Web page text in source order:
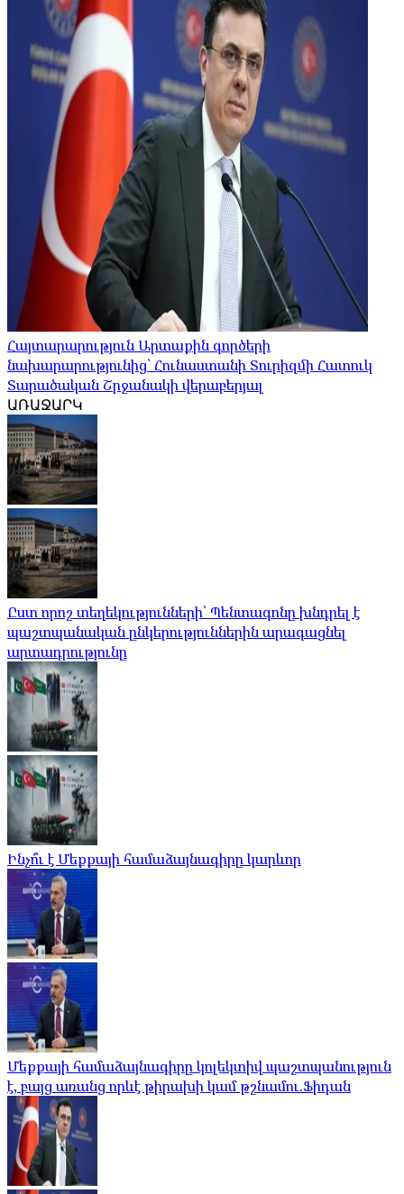
Հայտարարություն Արտաքին գործերի
նախարարությունից՝ Հունաստանի Տուրիզմի Հատուկ
Տարածական Շրջանակի վերաբերյալ
ԱՌԱՋԱՐԿ
Ըստ որոշ տեղեկությունների՝ Պենտագոնը խնդրել է
պաշտպանական ընկերություններին արագացնել
արտադրությունը
Ինչո՞ւ է Մեքքայի համաձայնագիրը կարևոր
Մեքքայի համաձայնագիրը կոլեկտիվ պաշտպանություն
է, բայց առանց որևէ թիրախի կամ թշնամու.Ֆիդան